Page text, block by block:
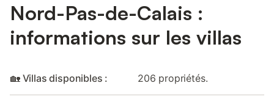
Nord-Pas-de-Calais :
informations sur les villas
🏡 Villas disponibles : 206 propriétés.